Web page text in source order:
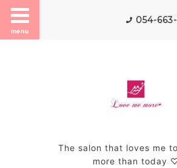
menu
054-
The salon that loves me
more than today